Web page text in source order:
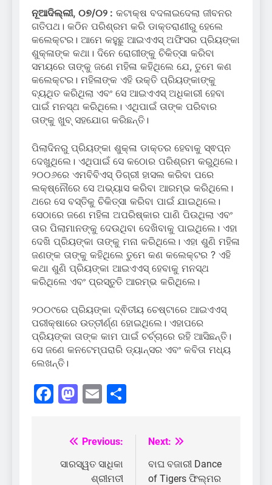
ନୂଆଦିଲ୍ଲୀ, ୦୭/୦୨ : କଟାକ୍ଷ ବଦଳାଇଦେଲା ଜୀବନର
ଗତିପଥ। କଠିନ ପରିଶ୍ରମ କରି ଡାକ୍ତରାଣୀରୁ ହେଲେ
କଲେକ୍ଟର। ଆମେ କହୁଛୁ ଆଇଏଏସ୍ ଅଫିସର ପ୍ରିୟଙ୍କା
ଶୁକ୍ଳାଙ୍କ କଥା। ଦିନେ ରୋଗୀଙ୍କୁ ଚିକିତ୍ସା କରିବା
ସମୟରେ ତାଙ୍କୁ ଜଣେ ମହିଳା କହିଥିଲେ ଯେ, ତୁମେ କଣ
କଲେକ୍ଟର। ମହିଳାଙ୍କ ଏହି ଉକ୍ତି ପ୍ରିୟଙ୍କାଙ୍କୁ
ବ୍ୟଥିତ କରିଥିଲା ଏବଂ ସେ ଆଇଏଏସ୍ ଅଧିକାରୀ ହେବା
ପାଇଁ ମନସ୍ଥ କରିଥିଲେ। ଏଥିପାଇଁ ତାଙ୍କ ପରିବାର
ତାଙ୍କୁ ଖୁବ୍ ସହଯୋଗ କରିଛନ୍ତି।
ପିଲାଦିନରୁ ପ୍ରିୟଙ୍କା ଶୁକ୍ଳା ଡାକ୍ତର ହେବାକୁ ସ୍ଵପ୍ନ
ଦେଖୁଥିଲେ। ଏଥିପାଇଁ ସେ କଠୋର ପରିଶ୍ରମ କରୁଥିଲେ।
୨୦୦୬ରେ ଏମବିବିଏସ୍ ଡିଗ୍ରୀ ହାସଲ କରିବା ପରେ
ଲକ୍ଷ୍ନୌରେ ସେ ଅଭ୍ୟାସ କରିବା ଆରମ୍ଭ କରିଥିଲେ।
ଥରେ ସେ ବସ୍ତିକୁ ଚିକିତ୍ସା କରିବା ପାଇଁ ଯାଇଥିଲେ।
ସେଠାରେ ଜଣେ ମହିଳା ଅପରିଷ୍କାର ପାଣି ପିଉଥିଲା ଏବଂ
ତାର ପିଲାମାନଙ୍କୁ ଦେଉଥିବା ଦେଖିବାକୁ ପାଇଥିଲେ। ଏହା
ଦେଖି ପ୍ରିୟଙ୍କା ତାଙ୍କୁ ମନା କରିଥିଲେ। ଏହା ଶୁଣି ମହିଳା
ଜଣଙ୍କ ତାଙ୍କୁ କହିଥିଲେ ତୁମେ କଣ କଲେକ୍ଟର ? ଏହି
କଥା ଶୁଣି ପ୍ରିୟଙ୍କା ଆଇଏଏସ୍ ହେବାକୁ ମନସ୍ଥ
କରିଥିଲେ ଏବଂ ପ୍ରସ୍ତୁତି ଆରମ୍ଭ କରିଥିଲେ।
୨୦୦୯ରେ ପ୍ରିୟଙ୍କା ଦ୍ଵିତୀୟ ଚେଷ୍ଟାରେ ଆଇଏଏସ୍
ପରୀକ୍ଷାରେ ଉତ୍ତୀର୍ଣ୍ଣ ହୋଇଥିଲେ। ଏହାପରେ
ପ୍ରିୟଙ୍କା ତାଙ୍କ କାମ ପାଇଁ ଚର୍ଚ୍ଚାରେ ରହି ଆସିଛନ୍ତି।
ସେ ଜଣେ କନଟେମ୍ପରାରି ଡ୍ୟାନ୍ସର ଏବଂ କବିତା ମଧ୍ୟ
ଲେଖନ୍ତି।
Facebook
Mastodon
Email
Post
navigation
Previous:
ସାରସ୍ୱତ ସାଧିକା
ଶ୍ରୀମତୀ
Next:
ବାଘ ବଜାରୀ Dance
of Tigers ଫିଲ୍ମର